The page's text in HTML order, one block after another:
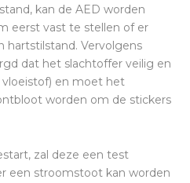
kan de AED worden
eerst vast te stellen of er
hartstilstand. Vervolgens
dat het slachtoffer veilig en
en moet het
worden om de stickers
zal deze een test
een stroomstoot kan worden